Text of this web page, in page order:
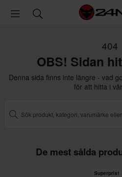
404
OBS! Sidan
Denna sida finns inte längre - vad
för att hitta i
De mest sålda
Superpris!